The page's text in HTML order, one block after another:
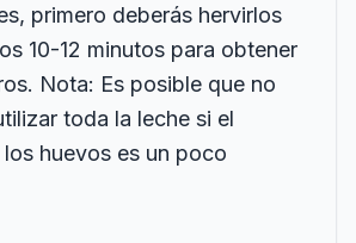
primero deberás hervirlos
10-12 minutos para obtener
Nota: Es posible que no
toda la leche si el
huevos es un poco